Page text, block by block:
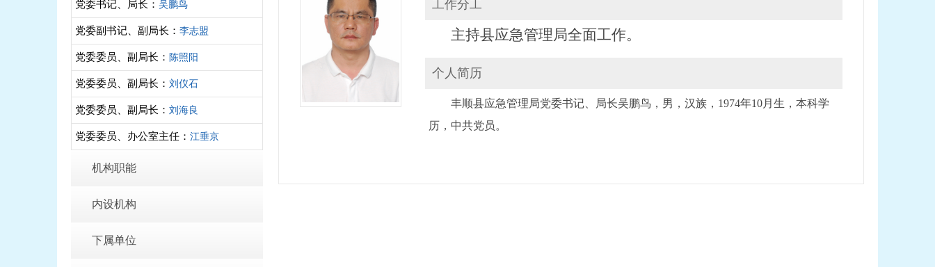
党委书记、局长： 吴鹏鸟
党委副书记、副局长： 李志盟
党委委员、副局长： 陈照阳
党委委员、副局长： 刘仪石
党委委员、副局长： 刘海良
党委委员、办公室主任： 江垂京
机构职能
内设机构
下属单位
工作分工
主持县应急管理局全面工作。
个人简历
丰顺县应急管理局党委书记、局长吴鹏鸟，男，汉族，1974年10月生，本科学
历，中共党员。